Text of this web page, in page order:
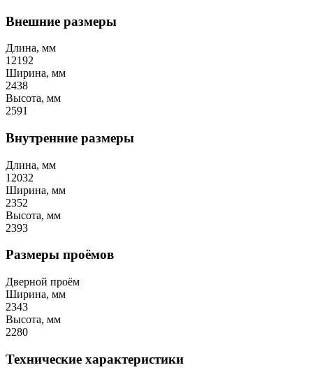
Внешние размеры
Длина, мм
12192
Ширина, мм
2438
Высота, мм
2591
Внутренние размеры
Длина, мм
12032
Ширина, мм
2352
Высота, мм
2393
Размеры проёмов
Дверной проём
Ширина, мм
2343
Высота, мм
2280
Технические характеристики